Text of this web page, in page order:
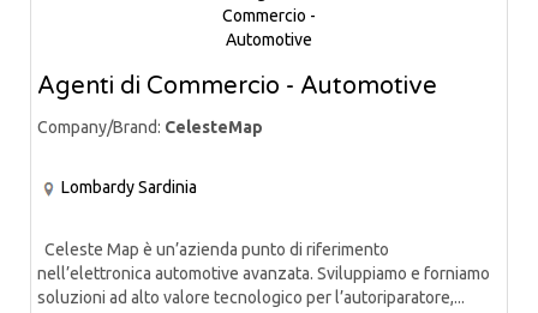
Agenti di Commercio - Automotive
Company/Brand: CelesteMap
LombardySardinia
Celeste Map è un’azienda punto di riferimento
nell’elettronica automotive avanzata. Sviluppiamo e forniamo
soluzioni ad alto valore tecnologico per l’autoriparatore,...